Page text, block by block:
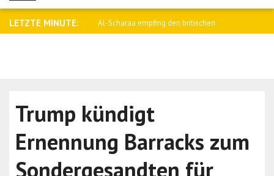
LETZTE MINUTE:
falschen Gerüchten ist Al-Scharaa empfing den britischen
Trump kündigt
Ernennung Barracks zum
Sondergesandten für